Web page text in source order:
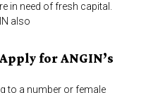
in need of fresh capital.
also
for ANGIN’s
to a number or female